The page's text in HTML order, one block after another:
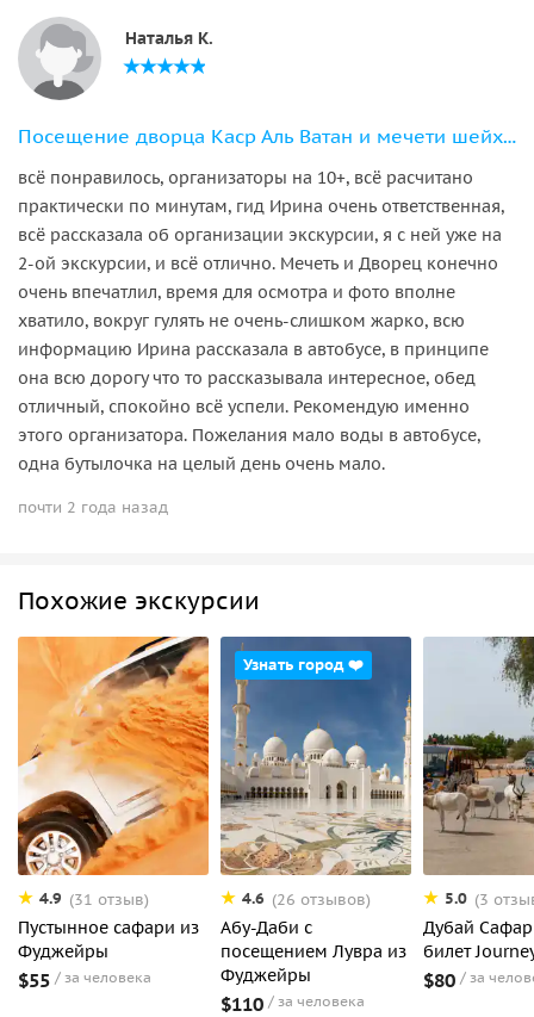
Наталья К.
Посещение дворца Каср Аль Ватан и мечети шейха Зайда из Фуджейры
всё понравилось, организаторы на 10+, всё расчитано
практически по минутам, гид Ирина очень ответственная,
всё рассказала об организации экскурсии, я с ней уже на
2-ой экскурсии, и всё отлично. Мечеть и Дворец конечно
очень впечатлил, время для осмотра и фото вполне
хватило, вокруг гулять не очень-слишком жарко, всю
информацию Ирина рассказала в автобусе, в принципе
она всю дорогу что то рассказывала интересное, обед
отличный, спокойно всё успели. Рекомендую именно
этого организатора. Пожелания мало воды в автобусе,
одна бутылочка на целый день очень мало.
почти 2 года назад
Похожие экскурсии
4.9 (31 отзыв)
Пустынное сафари из
Фуджейры
$55 за человека
Узнать город ❤️
4.6 (26 отзывов)
Абу-Даби с
посещением Лувра из
Фуджейры
$110 за человека
5.0 (3
Дубай
билет
$80 за